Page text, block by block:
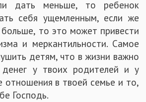
дать меньше, то ребенок
себя ущемленным, если же
то это может привести
и меркантильности. Самое
детям, что в жизни важно
у твоих родителей и у
отношения в твоей семье и то,
Господь.